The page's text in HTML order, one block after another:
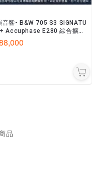
音響- B&W 705 S3 SIGNATU
Accuphase E280 綜合擴大
灣公司貨
品